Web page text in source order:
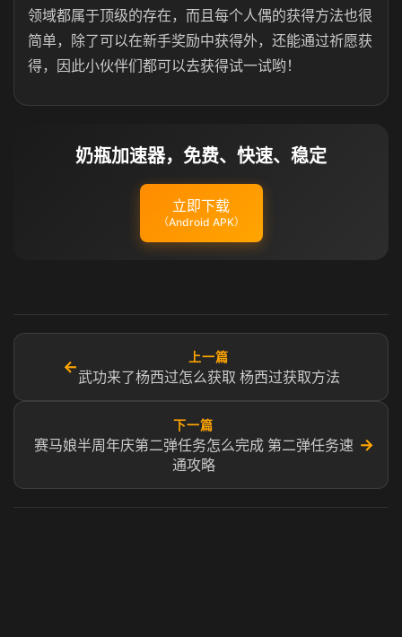
领域都属于顶级的存在，而且每个人偶的获得方法也很
简单，除了可以在新手奖励中获得外，还能通过祈愿获
得，因此小伙伴们都可以去获得试一试哟！
奶瓶加速器，免费、快速、稳定
立即下载
（Android APK）
←
上一篇
武功来了杨西过怎么获取 杨西过获取方法
下一篇
赛马娘半周年庆第二弹任务怎么完成 第二弹任务速
通攻略
→